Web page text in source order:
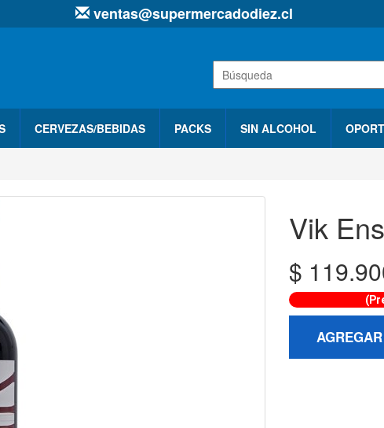
ventas@supermercadodiez.cl
CERVEZAS/BEBIDAS PACKS SIN ALCOHOL
Vik
$